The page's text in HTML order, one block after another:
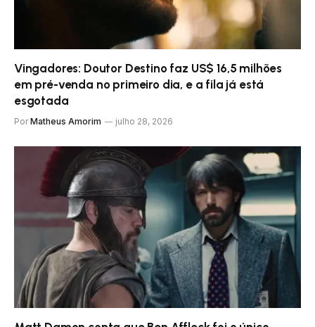
Vingadores: Doutor Destino faz US$ 16,5 milhões
em pré-venda no primeiro dia, e a fila já está
esgotada
Por Matheus Amorim julho 28, 2026